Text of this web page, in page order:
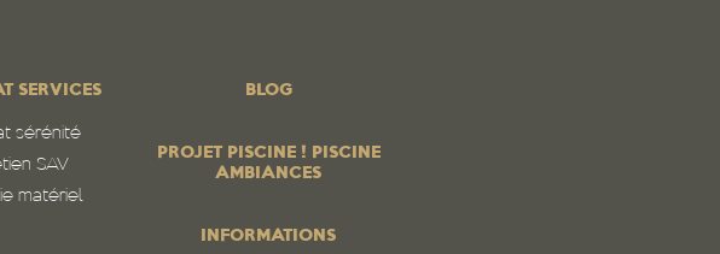
SERVICES
sérénité
SAV
matériel
BLOG
PROJET PISCINE ! PISCINE
AMBIANCES
INFORMATIONS